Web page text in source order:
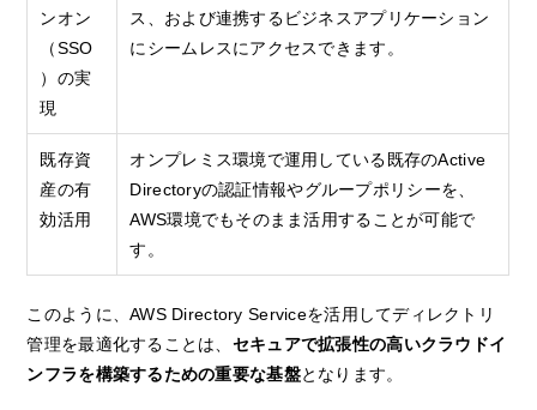
ンオン
（SSO
）の実
現
ス、および連携するビジネスアプリケーション
にシームレスにアクセスできます。
既存資
産の有
効活用
オンプレミス環境で運用している既存のActive
Directoryの認証情報やグループポリシーを、
AWS環境でもそのまま活用することが可能で
す。
このように、AWS Directory Serviceを活用してディレクトリ
管理を最適化することは、 セキュアで拡張性の高いクラウドイ
ンフラを構築するための重要な基盤となります。